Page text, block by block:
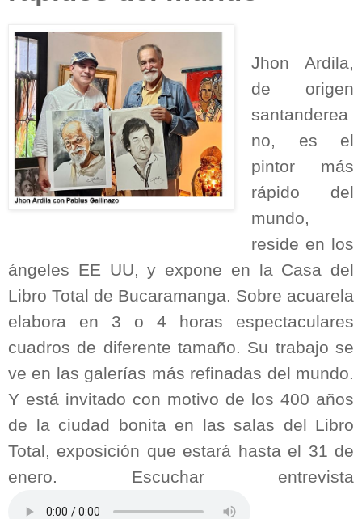
Jhon Ardila,
de origen
santanderea
no, es el
pintor más
rápido del
mundo,
reside en los
ángeles EE UU, y expone en la Casa del
Libro Total de Bucaramanga. Sobre acuarela
elabora en 3 o 4 horas espectaculares
cuadros de diferente tamaño. Su trabajo se
ve en las galerías más refinadas del mundo.
Y está invitado con motivo de los 400 años
de la ciudad bonita en las salas del Libro
Total, exposición que estará hasta el 31 de
enero. Escuchar entrevista